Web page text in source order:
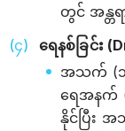
တွင် အန္တ
ရေနစ်ခြင်း
အသက် (၁)
ရေအနက် (
နိုင်ပြီး